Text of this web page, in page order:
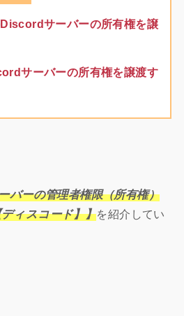
Discordサーバーの所有権を譲
サーバーの所有権を譲渡す
バーの管理者権限（所有権）
ィスコード】】を紹介してい